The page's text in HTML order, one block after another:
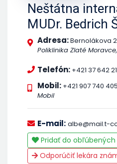
Neštátna
MUDr. Bedrich
Adresa:Bernolákova
Poliklinika Zlaté
Telefón: +421 37 642
Mobil: +421 907 740 405
Mobil
E-mail: albe@mail.t-
Pridať do obľúbených
Odporúčiť lekára